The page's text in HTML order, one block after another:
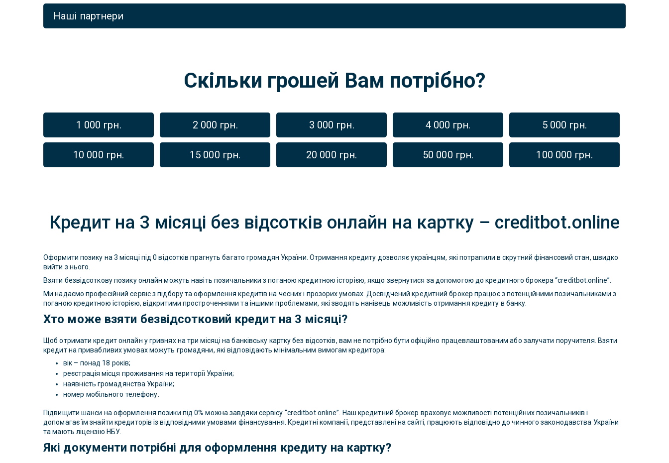
Наші партнери
Скільки грошей Вам потрібно?
1 000 грн. 2 000 грн. 3 000 грн. 4 000 грн. 5 000 грн.
10 000 грн. 15 000 грн. 20 000 грн. 50 000 грн. 100 000 грн.
Кредит на 3 місяці без відсотків онлайн на картку – creditbot.online
Оформити позику на 3 місяці під 0 відсотків прагнуть багато громадян України. Отримання кредиту дозволяє українцям, які потрапили в скрутний фінансовий стан, швидко
вийти з нього.
Взяти безвідсоткову позику онлайн можуть навіть позичальники з поганою кредитною історією, якщо звернутися за допомогою до кредитного брокера “creditbot.online”.
Ми надаємо професійний сервіс з підбору та оформлення кредитів на чесних і прозорих умовах. Досвідчений кредитний брокер працює з потенційними позичальниками з
поганою кредитною історією, відкритими простроченнями та іншими проблемами, які зводять нанівець можливість отримання кредиту в банку.
Хто може взяти безвідсотковий кредит на 3 місяці?
Щоб отримати кредит онлайн у гривнях на три місяці на банківську картку без відсотків, вам не потрібно бути офіційно працевлаштованим або залучати поручителя. Взяти
кредит на привабливих умовах можуть громадяни, які відповідають мінімальним вимогам кредитора:
вік – понад 18 років;
реєстрація місця проживання на території України;
наявність громадянства України;
номер мобільного телефону.
Підвищити шанси на оформлення позики під 0% можна завдяки сервісу “creditbot.online”. Наш кредитний брокер враховує можливості потенційних позичальників і
допомагає їм знайти кредиторів із відповідними умовами фінансування. Кредитні компанії, представлені на сайті, працюють відповідно до чинного законодавства України
та мають ліцензію НБУ.
Які документи потрібні для оформлення кредиту на картку?